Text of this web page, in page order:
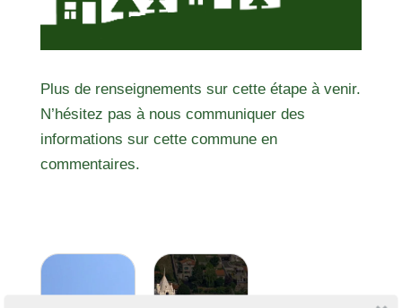
Plus de renseignements sur cette étape à venir.
N’hésitez pas à nous communiquer des
informations sur cette commune en
commentaires.